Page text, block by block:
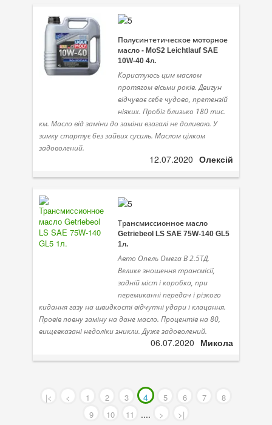
Полусинтетическое моторное
масло - MoS2 Leichtlauf SAE
10W-40 4л.
Користуюсь цим маслом
протягом вісьми років. Двигун
відчуває себе чудово, претензій
ніяких. Пробіг близько 180 тис.
км. Масло від заміни до заміни взагалі не доливаю. У
зимку стартує без зайвих сусиль. Маслом цілком
задоволений.
12.07.2020 Олексій
Трансмиссионное масло
Getriebeol LS SAE 75W-140 GL5
1л.
Авто Опель Омега В 2.5ТД.
Велике зношення трансмісії,
задній міст і коробка, при
перемиканні передач і різкого
кидання газу на швидкості відчутні удари і клацання.
Провів повну заміну на дане масло. Процентів на 80,
вищевказані недоліки зникли. Дуже задоволений.
06.07.2020 Микола
|< < 1 2 3 4 5 6 7
8
9
10 11 .... > >|